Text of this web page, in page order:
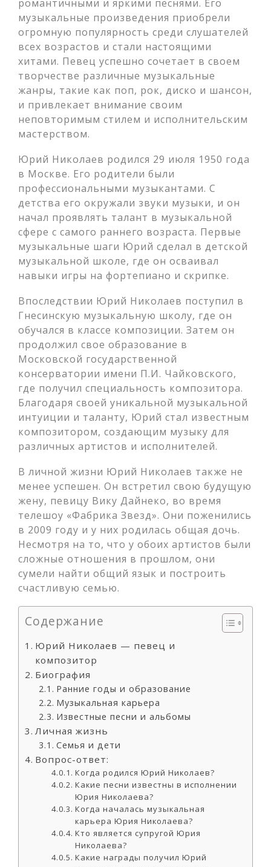
романтичными и яркими песнями. Его
музыкальные произведения приобрели
огромную популярность среди слушателей
всех возрастов и стали настоящими
хитами. Певец успешно сочетает в своем
творчестве различные музыкальные
жанры, такие как поп, рок, диско и шансон,
и привлекает внимание своим
неповторимым стилем и исполнительским
мастерством.
Юрий Николаев родился 29 июля 1950 года
в Москве. Его родители были
профессиональными музыкантами. С
детства его окружали звуки музыки, и он
начал проявлять талант в музыкальной
сфере с самого раннего возраста. Первые
музыкальные шаги Юрий сделал в детской
музыкальной школе, где он осваивал
навыки игры на фортепиано и скрипке.
Впоследствии Юрий Николаев поступил в
Гнесинскую музыкальную школу, где он
обучался в классе композиции. Затем он
продолжил свое образование в
Московской государственной
консерватории имени П.И. Чайковского,
где получил специальность композитора.
Благодаря своей уникальной музыкальной
интуиции и таланту, Юрий стал известным
композитором, создающим музыку для
различных артистов и исполнителей.
В личной жизни Юрий Николаев также не
менее успешен. Он встретил свою будущую
жену, певицу Вику Дайнеко, во время
телешоу «Фабрика Звезд». Они поженились
в 2009 году и у них родилась общая дочь.
Несмотря на то, что у обоих артистов были
сложные отношения в прошлом, они
сумели найти общий язык и построить
счастливую семью.
Содержание
Юрий Николаев — певец и
композитор
Биография
Ранние годы и образование
Музыкальная карьера
Известные песни и альбомы
Личная жизнь
Семья и дети
Вопрос-ответ:
Когда родился Юрий Николаев?
Какие песни известны в исполнении
Юрия Николаева?
Когда началась музыкальная
карьера Юрия Николаева?
Кто является супругой Юрия
Николаева?
Какие награды получил Юрий